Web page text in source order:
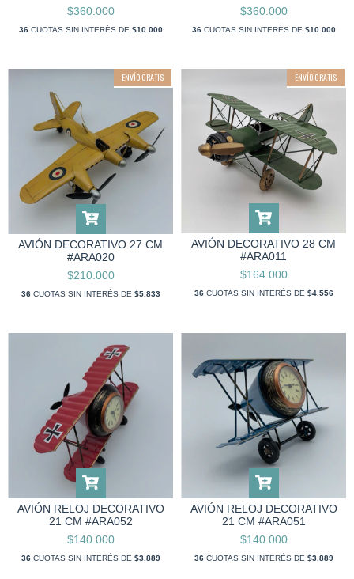
$360.000
36CUOTAS SIN INTERÉS DE $10.000
$360.000
36CUOTAS SIN INTERÉS DE $10.000
ENVÍO GRATIS
AVIÓN DECORATIVO 27 CM
#ARA020
$210.000
36CUOTAS SIN INTERÉS DE $5.833
ENVÍO GRATIS
AVIÓN DECORATIVO 28 CM
#ARA011
$164.000
36CUOTAS SIN INTERÉS DE $4.556
AVIÓN RELOJ DECORATIVO
21 CM #ARA052
$140.000
36CUOTAS SIN INTERÉS DE $3.889
AVIÓN RELOJ DECORATIVO
21 CM #ARA051
$140.000
36CUOTAS SIN INTERÉS DE $3.889